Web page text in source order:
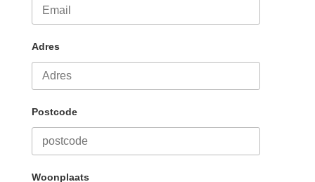
Adres
Postcode
Woonplaats